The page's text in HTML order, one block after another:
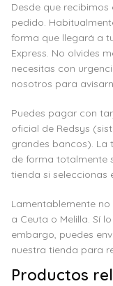
Desde que
pedido.
forma que llegará a
Express. No olvides
necesitas con
nosotros para
Puedes pagar con
oficial de Redsys
grandes bancos). La
de forma totalmente
tienda si seleccionas
Lamentablemente
a Ceuta o Melilla. Sí
embargo, puedes
nuestra tienda para
Productos